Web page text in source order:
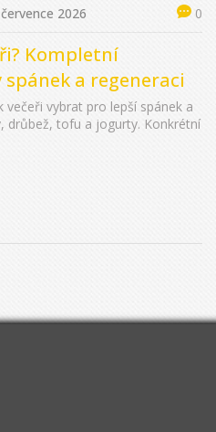
2026 0
Kompletní
a regeneraci
večeři vybrat pro lepší spánek a
drůbež, tofu a jogurty. Konkrétní